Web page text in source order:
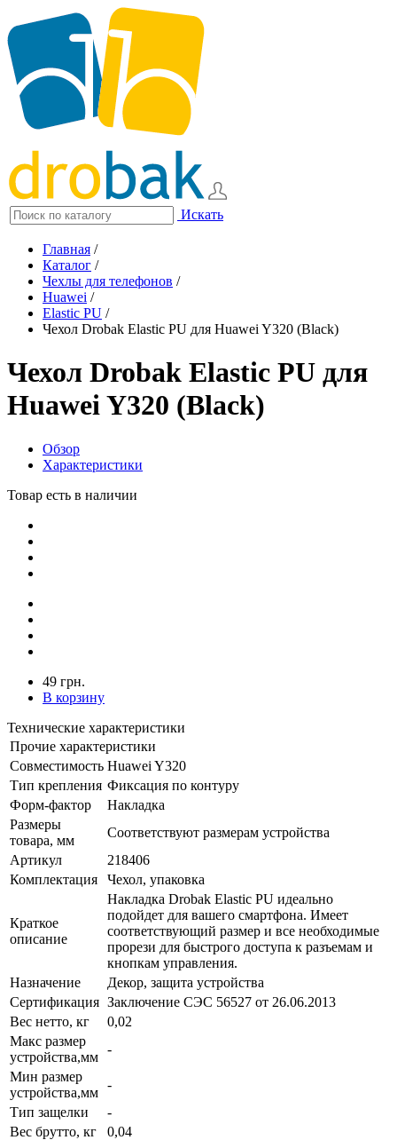
Искать
Главная /
Каталог /
Чехлы для телефонов /
Huawei /
Elastic PU /
Чехол Drobak Elastic PU для Huawei Y320 (Black)
Чехол Drobak Elastic PU для
Huawei Y320 (Black)
Обзор
Характеристики
Товар есть в наличии
49 грн.
В корзину
Технические характеристики
Прочие характеристики
Совместимость Huawei Y320
Тип крепления Фиксация по контуру
Форм-фактор
Накладка
Размеры
товара, мм
Соответствуют размерам устройства
Артикул
218406
Комплектация
Чехол, упаковка
Краткое
описание
Накладка Drobak Elastic PU идеально
подойдет для вашего смартфона. Имеет
соответствующий размер и все необходимые
прорези для быстрого доступа к разъемам и
кнопкам управления.
Назначение
Декор, защита устройства
Сертификация Заключение СЭС 56527 от 26.06.2013
Вес нетто, кг
0,02
Макс размер
устройства,мм
-
Мин размер
устройства,мм
-
Тип защелки
-
Вес брутто, кг
0,04